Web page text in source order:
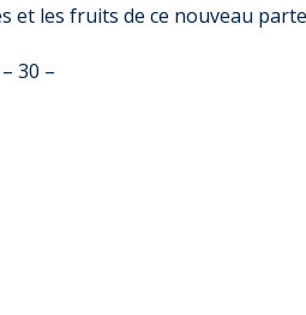
et les fruits de ce nouveau
– 30 –